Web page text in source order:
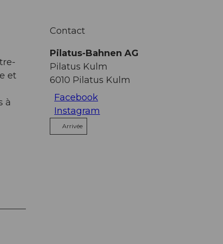
et
à
Contact
Pilatus-Bahnen AG
Pilatus Kulm
6010 Pilatus Kulm
Facebook
Instagram
Arrivée